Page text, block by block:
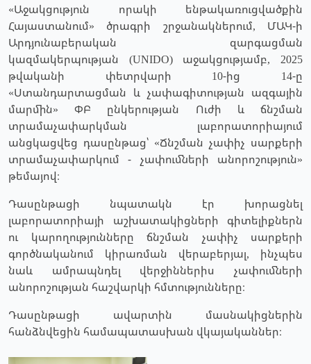
«Աջակցություն որակի ենթակառուցվածքին
Հայաստանում» ծրագրի շրջանակներում, ՄԱԿ-ի
Արդյունաբերական զարգացման
կազմակերպության (UNIDO) աջակցությամբ, 2025
թվականի փետրվարի 10-ից 14-ը
«Ստանդարտացման և չափագիտության ազգային
մարմին» ՓԲ ընկերության Ուժի և ճնշման
տրամաչափարկման լաբորատորիայում
անցկացվեց դասընթաց՝ «Ճնշման չափիչ սարքերի
տրամաչափարկում - չափումների անորոշություն»
թեմայով։
Դասընթացի նպատակն էր խորացնել
լաբորատորիայի աշխատակիցների գիտելիքներն
ու կարողությունները ճնշման չափիչ սարքերի
գործնականում կիրառման վերաբերյալ, ինչպես
նաև ամրապնդել վերջիններիս չափումների
անորոշության հաշվարկի հմտությունները։
Դասընթացի ավարտին մասնակիցներին
հանձնվեցին համապատասխան վկայականներ։